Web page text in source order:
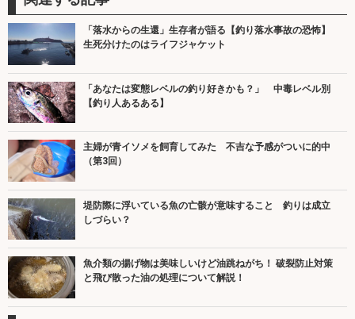
「落水からの生還」生存者が語る【釣り落水事故の恐怖】
生死分けたのはライフジャケット
「あなたは変態レベルの釣り好きかも？」 中毒レベル別
【釣り人あるある】
主婦が青イソメを飼育してみた 不吉な予感がついに的中
（第3回）
堤防際に浮いている魚の亡骸が意味すること 釣りは成立
しづらい？
魚介類の揚げ物は美味しいけど油跳ねがち！ 破裂防止対策
と飛び散った油の処理について解説！